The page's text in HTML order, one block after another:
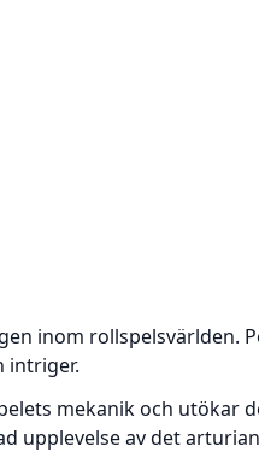
inom rollspelsvärlden.
intriger.
mekanik och utökar
upplevelse av det